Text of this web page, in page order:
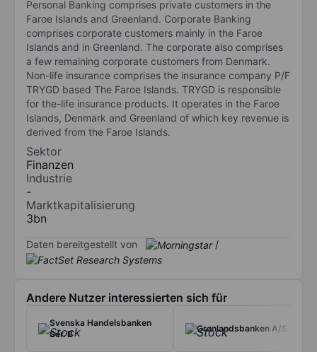
Personal Banking comprises private customers in the
Faroe Islands and Greenland. Corporate Banking
comprises corporate customers mainly in the Faroe
Islands and in Greenland. The corporate also comprises
a few remaining corporate customers from Denmark.
Non-life insurance comprises the insurance company P/F
TRYGD based The Faroe Islands. TRYGD is responsible
for the-life insurance products. It operates in the Faroe
Islands, Denmark and Greenland of which key revenue is
derived from the Faroe Islands.
Sektor
Finanzen
Industrie
-
Marktkapitalisierung
3bn
Daten bereitgestellt von /
Andere Nutzer interessierten sich für
Svenska Handelsbanken
Ser. B
Grønlandsbanken A/S